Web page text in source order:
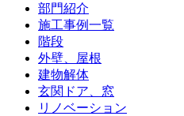
部門紹介
施工事例一覧
階段
外壁、屋根
建物解体
玄関ドア、窓
リノベーション